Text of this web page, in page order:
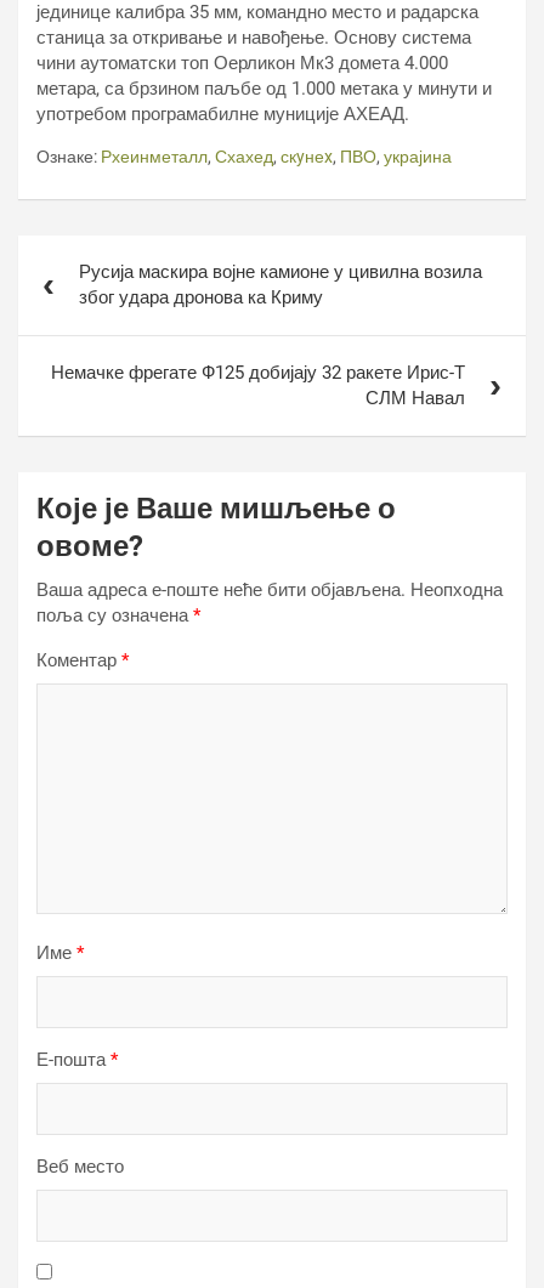
јединице калибра 35 мм, командно место и радарска
станица за откривање и навођење. Основу система
чини аутоматски топ Оерликон Мк3 домета 4.000
метара, са брзином паљбе од 1.000 метака у минути и
употребом програмабилне муниције АХЕАД.
Ознаке: Рхеинметалл, Схахед, скyнеx, ПВО, украјина
чланкаРусија маскира војне камионе у цивилна возила
због удара дронова ка Криму
Немачке фрегате Ф125 добијају 32 ракете Ирис-Т
СЛМ Навал
Које је Ваше мишљење о
овоме?
Ваша адреса е-поште неће бити објављена. Неопходна
поља су означена*
Коментар *
Име *
Е-пошта*
Веб место